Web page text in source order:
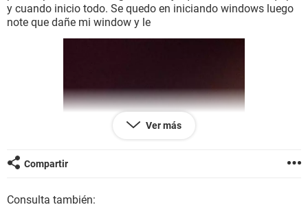
y cuando inicio todo. Se quedo en iniciando windows luego
note que dañe mi window y le
Ver más
Compartir
Consulta también: